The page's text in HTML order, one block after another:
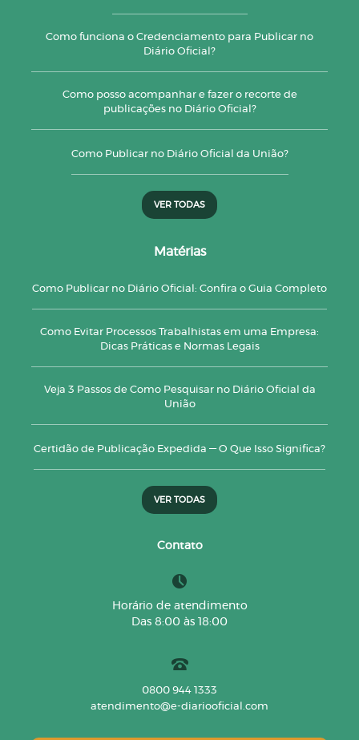
Como funciona o Credenciamento para Publicar no
Diário Oficial?
Como posso acompanhar e fazer o recorte de
publicações no Diário Oficial?
Como Publicar no Diário Oficial da União?
VER TODAS
Matérias
Como Publicar no Diário Oficial: Confira o Guia Completo
Como Evitar Processos Trabalhistas em uma Empresa:
Dicas Práticas e Normas Legais
Veja 3 Passos de Como Pesquisar no Diário Oficial da
União
Certidão de Publicação Expedida — O Que Isso Significa?
VER TODAS
Contato
Horário de atendimento
Das 8:00 às 18:00
0800 944 1333
atendimento@e-diariooficial.com